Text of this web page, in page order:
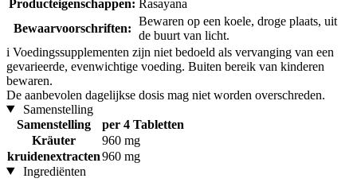
Producteigenschappen: Rasayana
Bewaarvoorschriften:
Bewaren op een koele, droge plaats, uit
de buurt van licht.
i Voedingssupplementen zijn niet bedoeld als vervanging van een
gevarieerde, evenwichtige voeding. Buiten bereik van kinderen
bewaren.
De aanbevolen dagelijkse dosis mag niet worden overschreden.
Samenstelling
Samenstelling
per 4 Tabletten
Kräuter
960 mg
kruidenextracten960 mg
Ingrediënten